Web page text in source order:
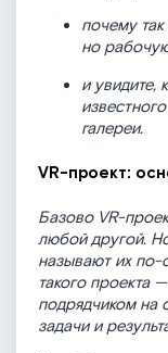
почему
но
и увидите,
галереи.
VR-проект:
Базово VR-
любой другой.
называют их по-
такого проекта
подрядчиком на
задачи и